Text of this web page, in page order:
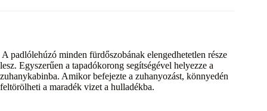
A padlólehúzó minden fürdőszobának elengedhetetlen része
lesz. Egyszerűen a tapadókorong segítségével helyezze a
zuhanykabinba. Amikor befejezte a zuhanyozást, könnyedén
feltörölheti a maradék vizet a hulladékba.